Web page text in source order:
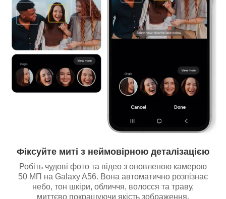
Фіксуйте миті з неймовірною деталізацією
Робіть чудові фото та відео з оновленою камерою
50 МП на Galaxy A56. Вона автоматично розпізнає
небо, тон шкіри, обличчя, волосся та траву,
миттєво покращуючи якість зображення.